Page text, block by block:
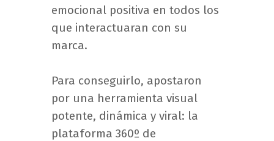
emocional positiva en todos los
que interactuaran con su
marca.
Para conseguirlo, apostaron
por una herramienta visual
potente, dinámica y viral: la
plataforma 360º de